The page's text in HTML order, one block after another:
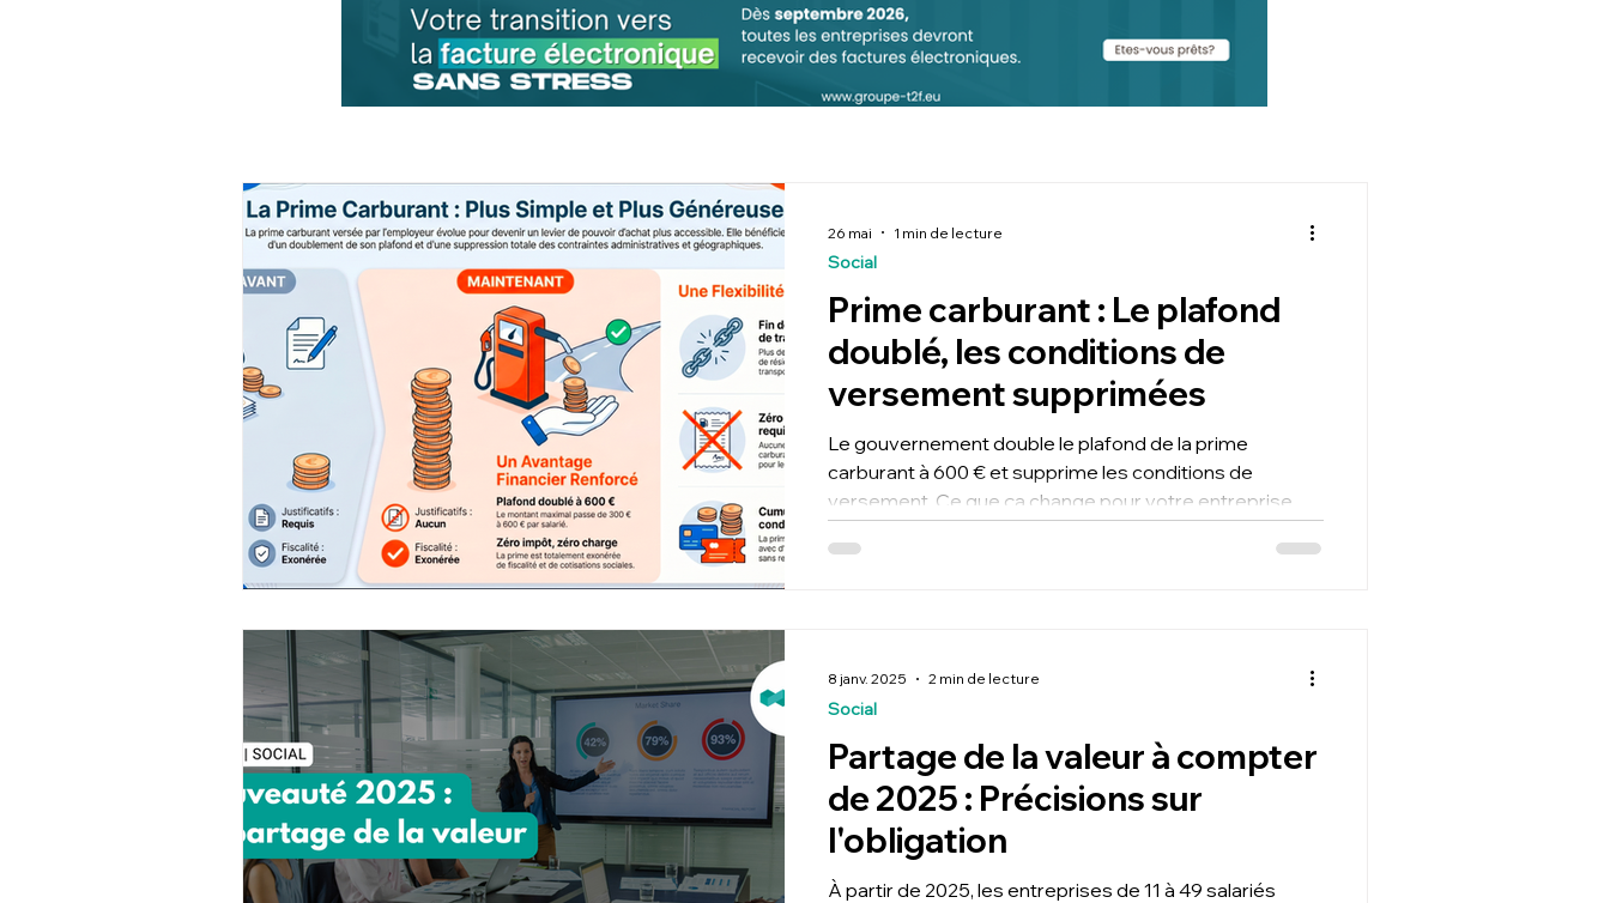
Prime carburant : Le plafond
doublé, les conditions de
versement supprimées
Le gouvernement double le plafond de la prime
carburant à 600 € et supprime les conditions de
versement. Ce que ça change pour votre entreprise.
Social
26 mai 1 min de lecture
Partage de la valeur à compter
de 2025 : Précisions sur
l'obligation
À partir de 2025, les entreprises de 11 à 49 salariés
Social
8 janv. 2025 2 min de lecture